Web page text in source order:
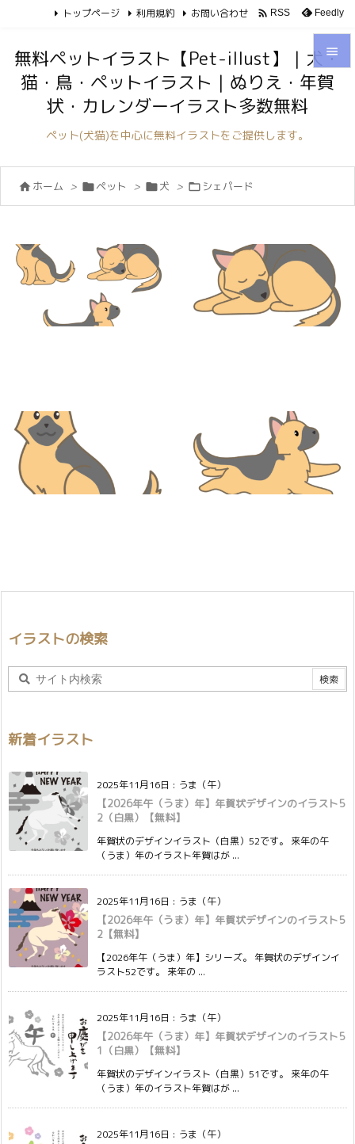




検索
トップページ 利用規約 お問い合わせ  RSS Feedly
無料ペットイラスト【Pet-illust】｜犬・
猫・鳥・ペットイラスト｜ぬりえ・年賀
状・カレンダーイラスト多数無料
ペット(犬猫)を中心に無料イラストをご提供します。
 ホーム > ペット > 犬 >  シェパード
イラストの検索
新着イラスト
2025年11月16日 : うま（午）
【2026年午（うま）年】年賀状デザインのイラスト5
2（白黒）【無料】
年賀状のデザインイラスト（白黒）52です。 来年の午
（うま）年のイラスト年賀はが ...
2025年11月16日 : うま（午）
【2026年午（うま）年】年賀状デザインのイラスト5
2【無料】
【2026年午（うま）年】シリーズ。 年賀状のデザインイ
ラスト52です。 来年の ...
2025年11月16日 : うま（午）
【2026年午（うま）年】年賀状デザインのイラスト5
1（白黒）【無料】
年賀状のデザインイラスト（白黒）51です。 来年の午
（うま）年のイラスト年賀はが ...
2025年11月16日 : うま（午）